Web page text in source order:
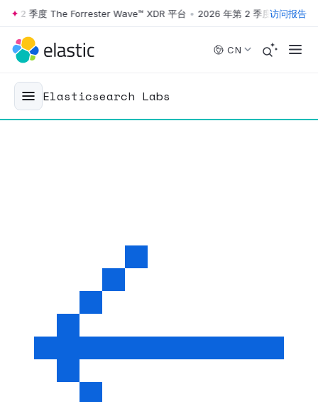
Skip to main content
季度 The Forrester Wave™ XDR 平台 • 2026 年第 2 季度 The Forrester
访问报告
CN
Elasticsearch Labs